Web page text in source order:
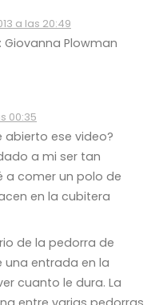
a las 20:49
Plowman
00:35
abierto ese video?
a mi ser tan
a comer un polo de
en la cubitera
de la pedorra de
una entrada en la
cuanto le dura. La